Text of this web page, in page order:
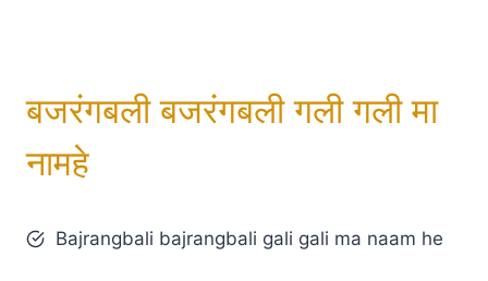
बजरंगबली बजरंगबली गली गली मा
नामहे
Bajrangbali bajrangbali gali gali ma naam he